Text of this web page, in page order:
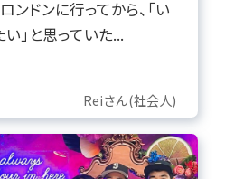
ドンに行ってから、「い
」と思っていた...
Reiさん(社会人)